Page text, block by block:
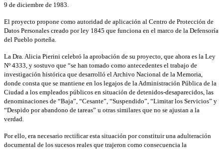
9 de diciembre de 1983.
El proyecto propone como autoridad de aplicación al Centro de Protección de
Datos Personales creado por ley 1845 que funciona en el marco de la Defensoría
del Pueblo porteña.
La Dra. Alicia Pierini celebró la aprobación de su proyecto, que ahora es la Ley
Nº 4333, y sostuvo que “se han tomado como antecedentes el trabajo de
investigación histórica que desarrolló el Archivo Nacional de la Memoria,
donde consta que se mantiene en los legajos de la Administración Pública de la
Ciudad a los empleados públicos en situación de detenidos-desaparecidos, las
denominaciones de “Baja”, “Cesante”, “Suspendido”, “Limitar los Servicios” y
“Despido por abandono de tareas” u otras similares que no se ajustan a la
verdad.
Por ello, era necesario rectificar esta situación por constituir una adulteración
documental de los sucesos reales que trajeron como consecuencia la